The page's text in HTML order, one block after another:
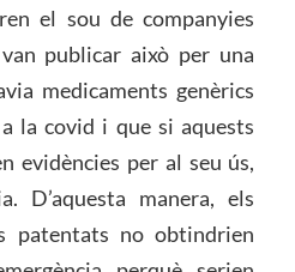
el sou de companyies
publicar això per una
medicaments genèrics
la covid i que si aquests
evidències per al seu ús,
D’aquesta manera, els
patentats no obtindrien